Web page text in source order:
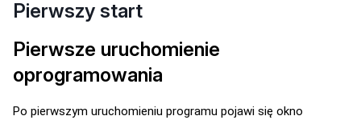
Pierwszy start
Pierwsze uruchomienie
oprogramowania
Po pierwszym uruchomieniu programu pojawi się okno